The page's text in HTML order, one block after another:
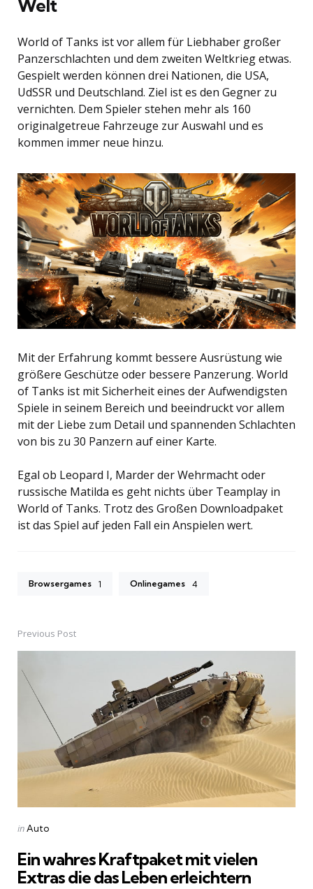
Welt
World of Tanks ist vor allem für Liebhaber großer
Panzerschlachten und dem zweiten Weltkrieg etwas.
Gespielt werden können drei Nationen, die USA,
UdSSR und Deutschland. Ziel ist es den Gegner zu
vernichten. Dem Spieler stehen mehr als 160
originalgetreue Fahrzeuge zur Auswahl und es
kommen immer neue hinzu.
Mit der Erfahrung kommt bessere Ausrüstung wie
größere Geschütze oder bessere Panzerung. World
of Tanks ist mit Sicherheit eines der Aufwendigsten
Spiele in seinem Bereich und beeindruckt vor allem
mit der Liebe zum Detail und spannenden Schlachten
von bis zu 30 Panzern auf einer Karte.
Egal ob Leopard I, Marder der Wehrmacht oder
russische Matilda es geht nichts über Teamplay in
World of Tanks. Trotz des Großen Downloadpaket
ist das Spiel auf jeden Fall ein Anspielen wert.
Browsergames 1 Onlinegames 4
Post
navigation
Previous Post
Posted
inAuto
Ein wahres Kraftpaket mit vielen
Extras die das Leben erleichtern